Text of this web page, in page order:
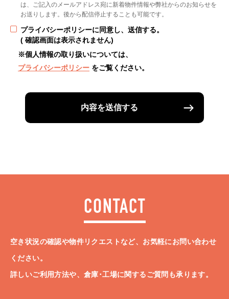
は、ご記入のメールアドレス宛に新着物件情報や弊社からのお知らせを
お送りします。後から配信停止することも可能です。
プライバシーポリシーに同意し、送信する。
( 確認画面は表示されません)
※個人情報の取り扱いについては、
プライバシーポリシー をご覧ください。
内容を送信する
CONTACT
空き状況の確認や物件リクエストなど、お気軽にお問い合わせ
ください。
詳しいご利用方法や、倉庫･工場に関するご質問も承ります。